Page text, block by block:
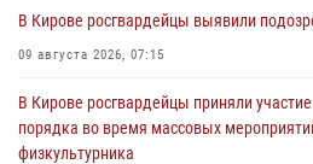
В Кирове росгвардейцы выявили
09 августа 2026, 07:15
В Кирове росгвардейцы приняли
порядка во время массовых
физкультурника